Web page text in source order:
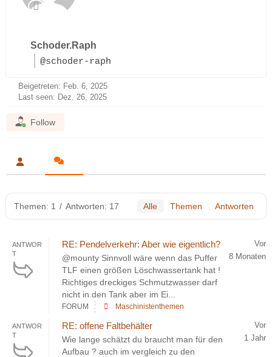
Schoder.Raph
@schoder-raph
Beigetreten: Feb. 6, 2025
Last seen: Dez. 26, 2025
Follow
Themen: 1 / Antworten: 17 Alle Themen Antworten
ANTWOR
T
RE: Pendelverkehr: Aber wie eigentlich?
@mounty Sinnvoll wäre wenn das Puffer
TLF einen größen Löschwassertank hat !
Richtiges dreckiges Schmutzwasser darf
nicht in den Tank aber im Ei...
Vor
8 Monaten
FORUM Maschinistenthemen
ANTWOR
T
RE: offene Faltbehälter
Wie lange schätzt du braucht man für den
Aufbau ? auch im vergleich zu den
Vor
1 Jahr